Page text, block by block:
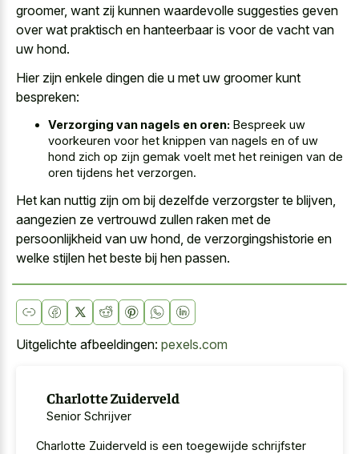
groomer, want zij kunnen waardevolle suggesties geven
over wat praktisch en hanteerbaar is voor de vacht van
uw hond.
Hier zijn enkele dingen die u met uw groomer kunt
bespreken:
Verzorging van nagels en oren: Bespreek uw
voorkeuren voor het knippen van nagels en of uw
hond zich op zijn gemak voelt met het reinigen van de
oren tijdens het verzorgen.
Het kan nuttig zijn om bij dezelfde verzorgster te blijven,
aangezien ze vertrouwd zullen raken met de
persoonlijkheid van uw hond, de verzorgingshistorie en
welke stijlen het beste bij hen passen.
Uitgelichte afbeeldingen: pexels.com
Charlotte Zuiderveld
Senior Schrijver
Charlotte Zuiderveld is een toegewijde schrijfster